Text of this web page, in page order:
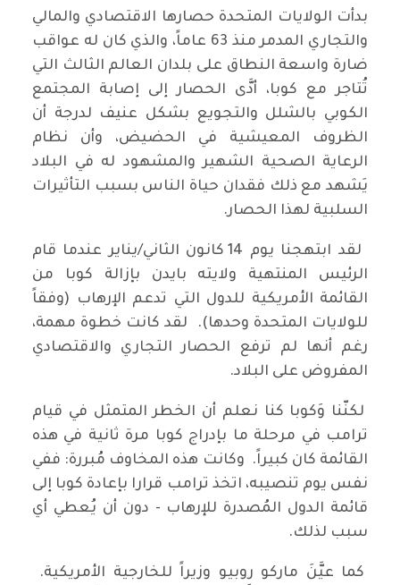
بدأت الولايات المتحدة حصارها الاقتصادي والمالي
والتجاري المدمر منذ 63 عاماً، والذي كان له عواقب
ضارة واسعة النطاق على بلدان العالم الثالث التي
تُتاجر مع كوبا، أدَّى الحصار إلى إصابة المجتمع
الكوبي بالشلل والتجويع بشكل عنيف لدرجة أن
الظروف المعيشية في الحضيض، وأن نظام
الرعاية الصحية الشهير والمشهود له في البلاد
يَشهد مع ذلك فقدان حياة الناس بسبب التأثيرات
السلبية لهذا الحصار.
لقد ابتهجنا يوم 14 كانون الثاني/يناير عندما قام
الرئيس المنتهية ولايته بايدن بإزالة كوبا من
القائمة الأمريكية للدول التي تدعم الإرهاب (وفقاً
للولايات المتحدة وحدها). لقد كانت خطوة مهمة،
رغم أنها لم ترفع الحصار التجاري والاقتصادي
المفروض على البلاد.
لكنّنا وَكوبا كنا نعلم أن الخطر المتمثل في قيام
ترامب في مرحلة ما بإدراج كوبا مرة ثانية في هذه
القائمة كان كبيراً. وكانت هذه المخاوف مُبررة: ففي
نفس يوم تنصيبه، اتخذ ترامب قرارا بإعادة كوبا إلى
قائمة الدول المُصدرة للإرهاب - دون أن يُعطي أي
سبب لذلك.
كما عيَّنَ ماركو روبيو وزيراً للخارجية الأمريكية.